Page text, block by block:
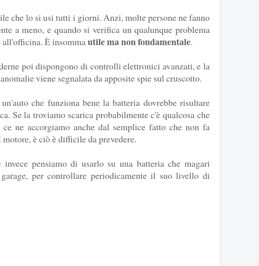
che lo si usi tutti i giorni. Anzi, molte persone ne fanno
a meno, e quando si verifica un qualunque problema
È insommautile ma non fondamentale.
poi dispongono di controlli elettronici avanzati, e la
viene segnalata da apposite spie sul cruscotto.
che funziona bene la batteria dovrebbe risultare
Se la troviamo scarica probabilmente c'è qualcosa che
ne accorgiamo anche dal semplice fatto che non fa
motore, è ciò è difficile da prevedere.
pensiamo di usarlo su una batteria che magari
per controllare periodicamente il suo livello di